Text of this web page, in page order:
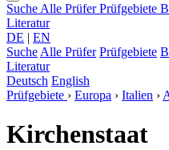
Suche Alle PrüferPrüfgebiete
Literatur
DE | EN
Suche Alle Prüfer Prüfgebiete
Literatur
Deutsch English
Prüfgebiete › Europa › Italien ›
Kirchenstaat